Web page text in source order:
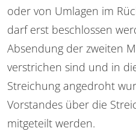
oder von Umlagen im
darf erst beschlossen
Absendung der zweiten
verstrichen sind und in
Streichung angedroht
Vorstandes über die
mitgeteilt werden.